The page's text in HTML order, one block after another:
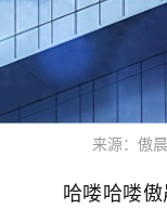
来源：傲
哈喽哈喽